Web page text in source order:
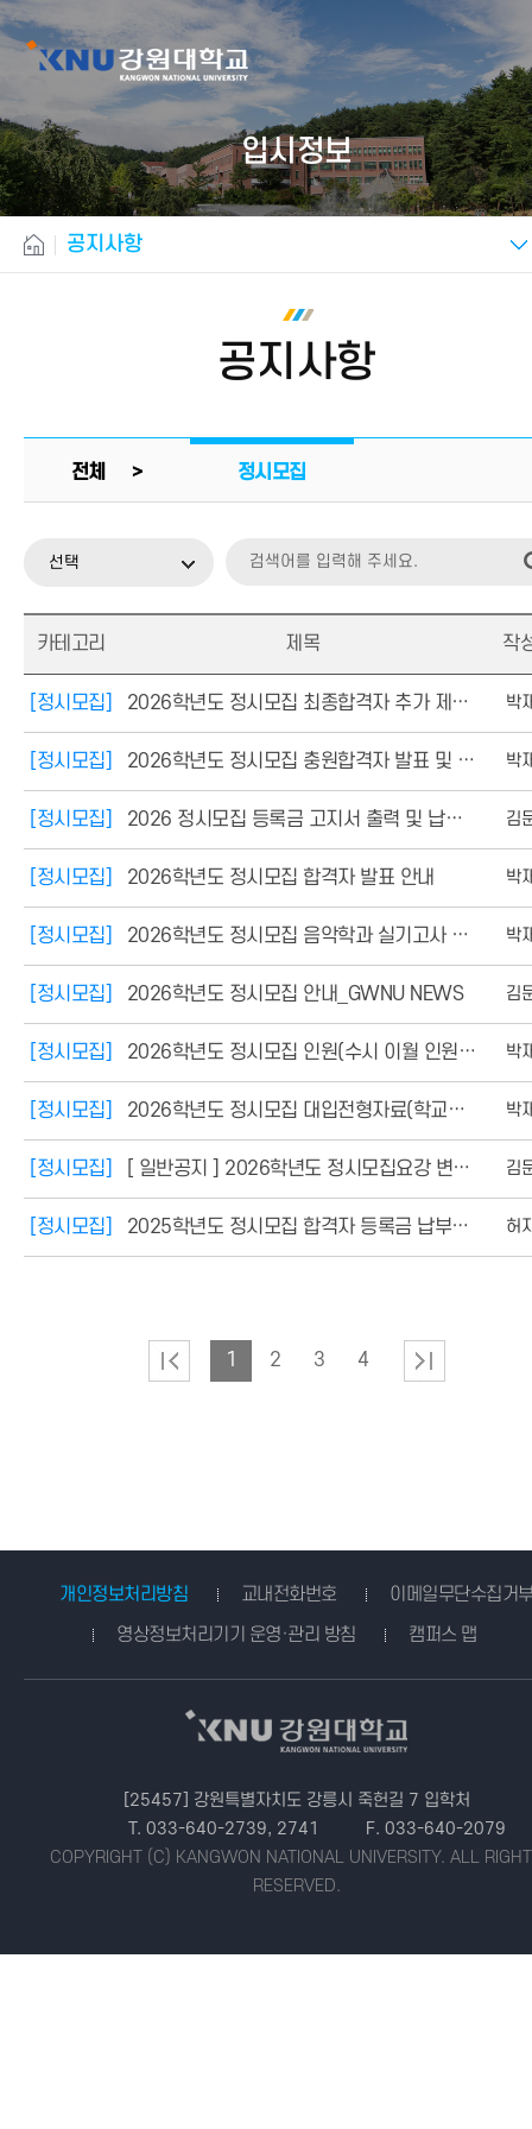
입시정보
공지사항
공지사항
전체 > 정시모집
선택
카테고리 제목 작
[정시모집] 2026학년도 정시모집 최종합격자 추가 제출서류 안내 박
[정시모집] 2026학년도 정시모집 충원합격자 발표 및 등록 일정(예비번호조회) 박
[정시모집] 2026 정시모집 등록금 고지서 출력 및 납부는 2월 3일(화) 09:00부터 가능합니다. 김
[정시모집] 2026학년도 정시모집 합격자 발표 안내 박
[정시모집] 2026학년도 정시모집 음악학과 실기고사 안내(장소 및 유의사항) 박
[정시모집] 2026학년도 정시모집 안내_GWNU NEWS 김
[정시모집] 2026학년도 정시모집 인원(수시 이월 인원 포함)(12.31 기준 변경) 박
[정시모집] 2026학년도 정시모집 대입전형자료(학교생활기록부) 온라인 생성 신청 시스템 안내 박
[정시모집] [ 일반공지 ] 2026학년도 정시모집요강 변경사항 안내 김
[정시모집] 2025학년도 정시모집 합격자 등록금 납부안내 허
1 2 3 4
개인정보처리방침 교내전화번호
이메일무단수집거
영상정보처리기기 운영·관리 방침
캠퍼스 맵
[25457] 강원특별자치도 강릉시 죽헌길 7 입학처
T. 033-640-2739, 2741
F. 033-640-2079
COPYRIGHT (C) KANGWON NATIONAL UNIVERSITY. ALL
RESERVED.